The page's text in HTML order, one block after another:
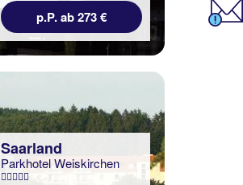
p.P. ab 273 €
Saarland
Parkhotel Weiskirchen